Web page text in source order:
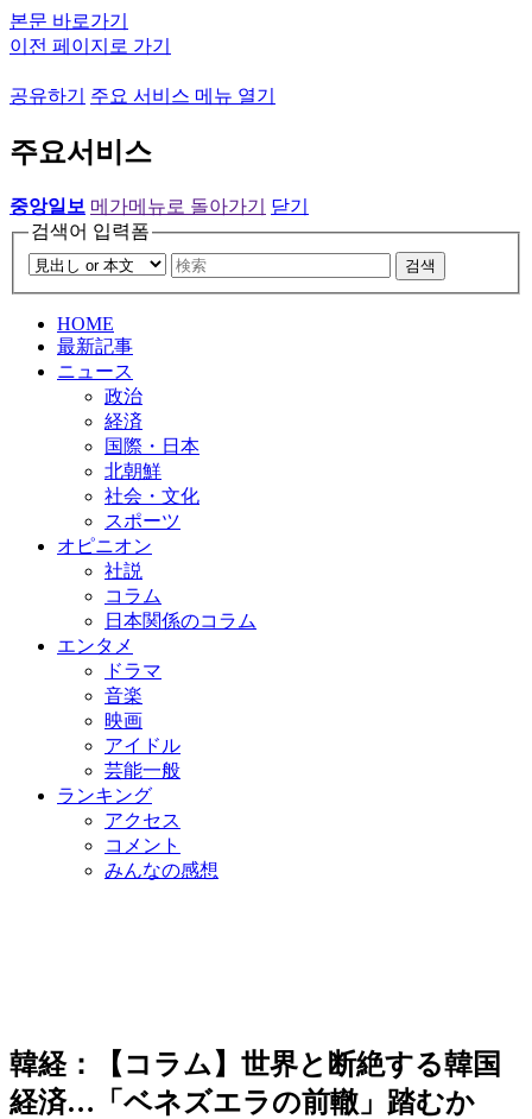
본문 바로가기
이전 페이지로 가기
공유하기 주요 서비스 메뉴 열기
주요서비스
중앙일보 메가메뉴로 돌아가기
닫기
검색어 입력폼
검색
HOME
最新記事
ニュース
政治
経済
国際・日本
北朝鮮
社会・文化
スポーツ
オピニオン
社説
コラム
日本関係のコラム
エンタメ
ドラマ
音楽
映画
アイドル
芸能一般
ランキング
アクセス
コメント
みんなの感想
韓経：【コラム】世界と断絶する韓国
経済…「ベネズエラの前轍」踏むか